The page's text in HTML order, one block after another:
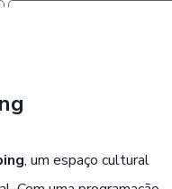
, um espaço cultural